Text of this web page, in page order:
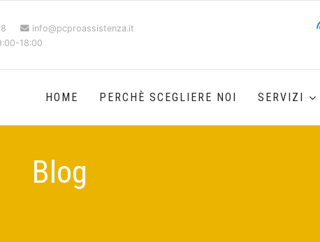
info@pcproassistenza.it
18:00
HOME PERCHÈ SCEGLIERE NOI SERVIZI
Blog